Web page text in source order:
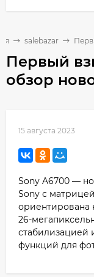
salebazar
Первый
обзор
15 августа 2023
Sony A6700 —
Sony с
ориентирована
26-
стабилизацией
функций для